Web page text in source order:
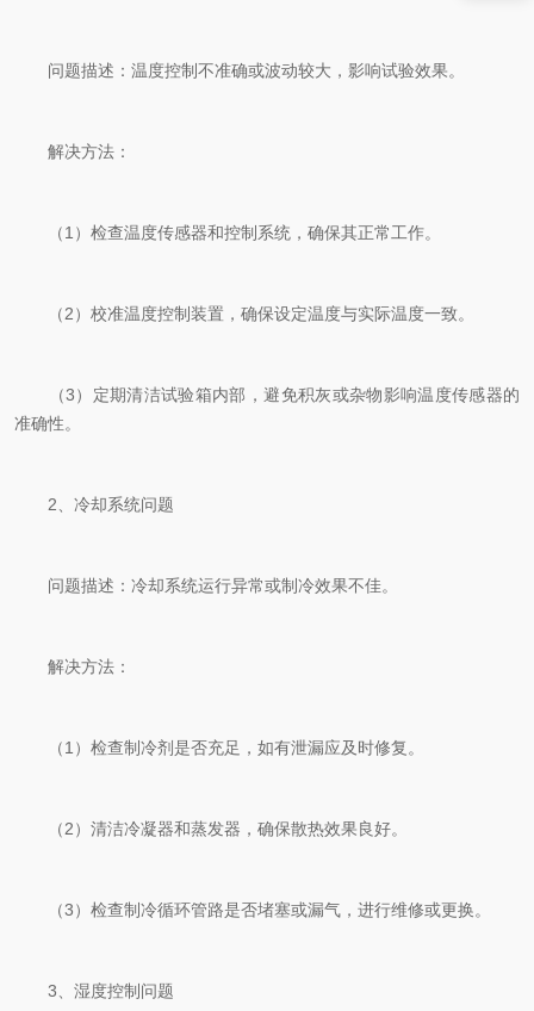
问题描述：温度控制不准确或波动较大，影响试验效果。
解决方法：
（1）检查温度传感器和控制系统，确保其正常工作。
（2）校准温度控制装置，确保设定温度与实际温度一致。
（3）定期清洁试验箱内部，避免积灰或杂物影响温度传感器的
准确性。
2、冷却系统问题
问题描述：冷却系统运行异常或制冷效果不佳。
解决方法：
（1）检查制冷剂是否充足，如有泄漏应及时修复。
（2）清洁冷凝器和蒸发器，确保散热效果良好。
（3）检查制冷循环管路是否堵塞或漏气，进行维修或更换。
3、湿度控制问题